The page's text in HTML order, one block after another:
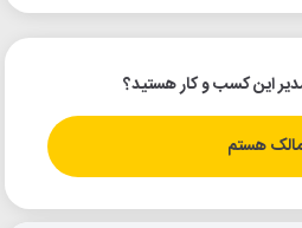
این کسب و کار هستید؟
هستم